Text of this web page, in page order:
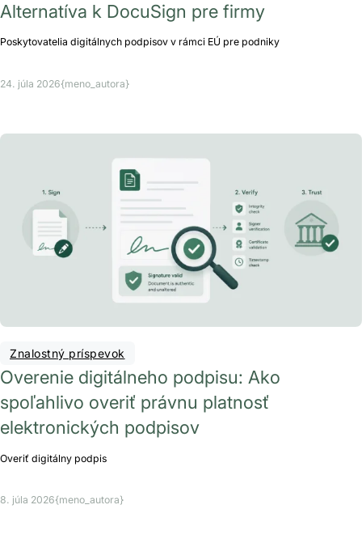
Alternatíva k DocuSign pre firmy
Poskytovatelia digitálnych podpisov v rámci EÚ pre podniky
24. júla 2026{meno_autora}
Znalostný príspevok
Overenie digitálneho podpisu: Ako
spoľahlivo overiť právnu platnosť
elektronických podpisov
Overiť digitálny podpis
8. júla 2026{meno_autora}